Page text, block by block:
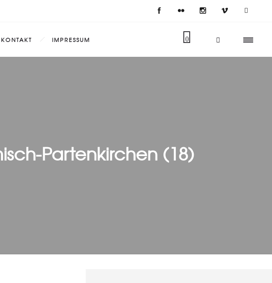
0
KONTAKT
IMPRESSUM
Partenkirchen (18)